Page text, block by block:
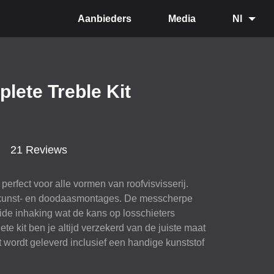
Aanbieders Media Nl
Treble Kit
21 Reviews
voor alle vormen van roofvisvisserij.
en doodaasmontages. De messcherpe
inhaking wat de kans op losschieters
kit ben je altijd verzekerd van de juiste maat
geleverd inclusief een handige kunststof